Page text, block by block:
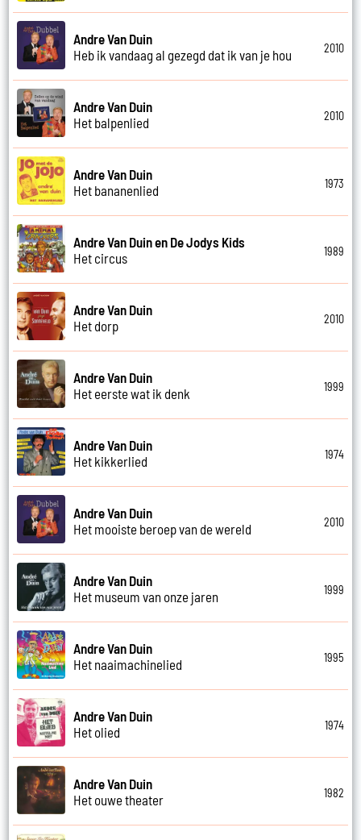
Andre Van Duin
Heb ik vandaag al gezegd dat ik van je hou
2010
Andre Van Duin
Het balpenlied
2010
Andre Van Duin
Het bananenlied
1973
Andre Van Duin en De Jodys Kids
Het circus
1989
Andre Van Duin
Het dorp
2010
Andre Van Duin
Het eerste wat ik denk
1999
Andre Van Duin
Het kikkerlied
1974
Andre Van Duin
Het mooiste beroep van de wereld
2010
Andre Van Duin
Het museum van onze jaren
1999
Andre Van Duin
Het naaimachinelied
1995
Andre Van Duin
Het olied
1974
Andre Van Duin
Het ouwe theater
1982